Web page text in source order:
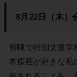
8月22日（木）
前職で特別支援学
本原画が好きな私